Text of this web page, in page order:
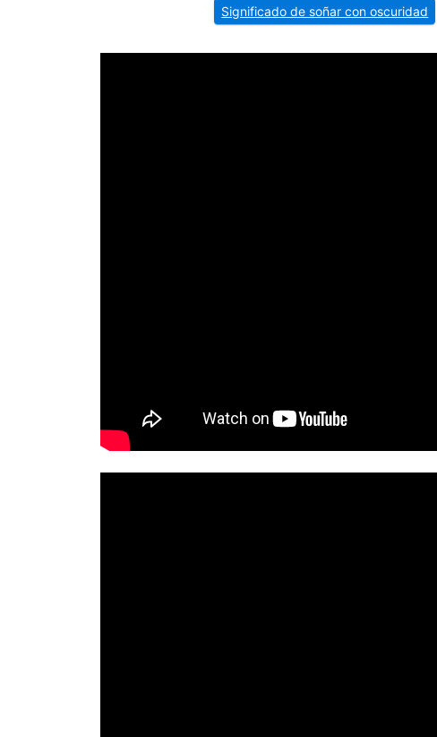
Significado de soñar con oscuridad